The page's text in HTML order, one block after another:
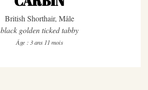
British Shorthair, Mâle
black golden ticked tabby
Âge : 3 ans 11 mois